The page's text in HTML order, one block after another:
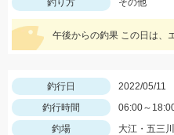
釣り方
その他
午後からの釣果 この日は、
釣行日
2022/05/11
釣行時間
06:00～
釣場
大江・五三川